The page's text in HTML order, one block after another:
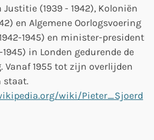
(1939 - 1942), Koloniën
en Algemene Oorlogsvoering
1945) en minister-president
in Londen gedurende de
Vanaf 1955 tot zijn overlijden
staat.
wiki/Pieter_Sjoerd